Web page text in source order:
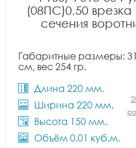
(08ПС)0.50 врезка
сечения
Габаритные размеры:
см, вес 254 гр.
Длина 220 мм.
Ширина 220 мм.
Высота 150 мм.
Объём 0.01 куб.м.